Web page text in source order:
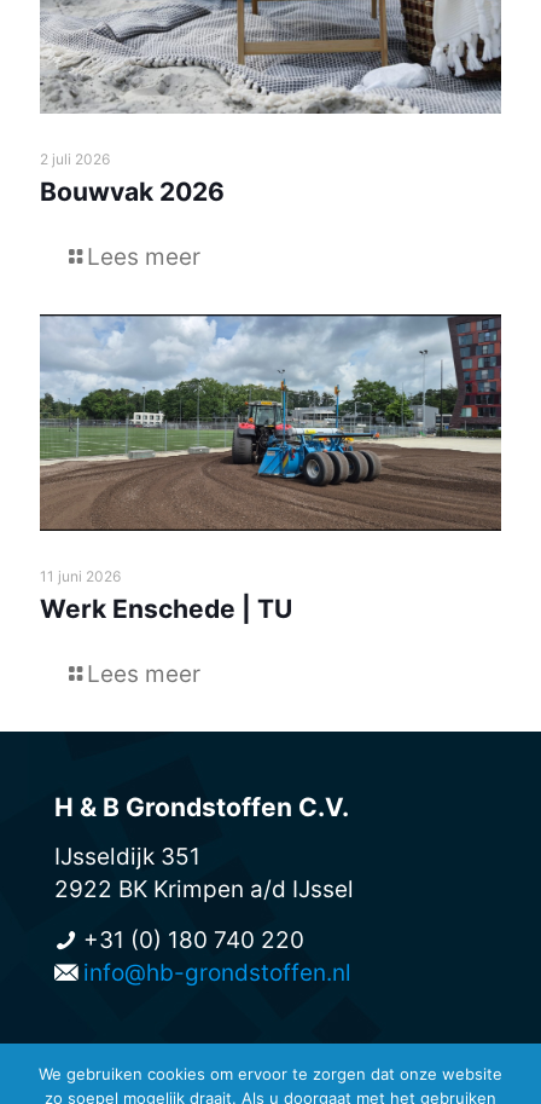
2 juli 2026
Bouwvak 2026
Lees meer
11 juni 2026
Werk Enschede | TU
Lees meer
H & B Grondstoffen C.V.
IJsseldijk 351
2922 BK Krimpen a/d IJssel
+31 (0) 180 740 220
info@hb-grondstoffen.nl
We gebruiken cookies om ervoor te zorgen dat onze website
zo soepel mogelijk draait. Als u doorgaat met het gebruiken